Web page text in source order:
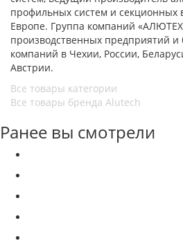
профильных систем и секционных
Европе. Группа компаний
производственных предприятий и
компаний в Чехии, России,
Австрии.
Все товары категории
Все товары бренда Alutech
Ранее вы смотрели